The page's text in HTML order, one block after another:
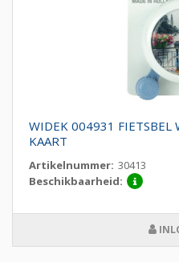
WIDEK 004931 FIETSBEL
KAART
Artikelnummer: 30413
Beschikbaarheid: